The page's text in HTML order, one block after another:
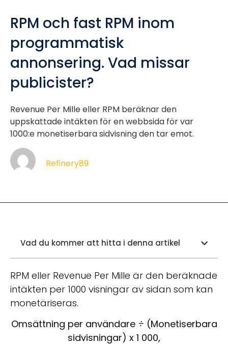
RPM och fast RPM inom
programmatisk
annonsering. Vad missar
publicister?
Revenue Per Mille eller RPM beräknar den
uppskattade intäkten för en webbsida för var
1000:e monetiserbara sidvisning den tar emot.
Refinery89
Vad du kommer att hitta i denna artikel
RPM eller Revenue Per Mille är den beräknade
intäkten per 1000 visningar av sidan som kan
monetäriseras.
Omsättning per användare ÷ (Monetiserbara
sidvisningar) x 1 000,